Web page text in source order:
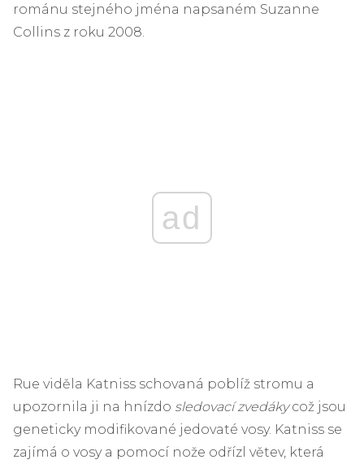
románu stejného jména napsaném Suzanne
Collins z roku 2008.
ad
Rue viděla Katniss schovaná poblíž stromu a
upozornila ji na hnízdo sledovací zvedákycož jsou
geneticky modifikované jedovaté vosy. Katniss se
zajímá o vosy a pomocí nože odřízl větev, která